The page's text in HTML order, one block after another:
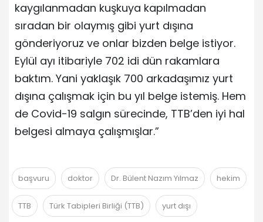
kaygılanmadan kuşkuya kapılmadan
sıradan bir olaymış gibi yurt dışına
gönderiyoruz ve onlar bizden belge istiyor.
Eylül ayı itibariyle 702 idi dün rakamlara
baktım. Yani yaklaşık 700 arkadaşımız yurt
dışına çalışmak için bu yıl belge istemiş. Hem
de Covid-19 salgın sürecinde, TTB’den iyi hal
belgesi almaya çalışmışlar.”
başvuru doktor Dr. Bülent Nazım Yılmaz hekim
TTB Türk Tabipleri Birliği (TTB) yurt dışı